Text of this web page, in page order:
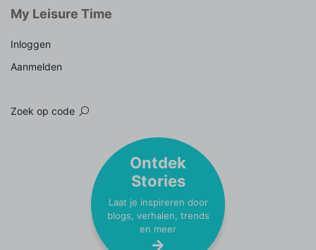
My Leisure Time
Inloggen
Aanmelden
Zoek op code
Ontdek
Stories
Laat je inspireren door
blogs, verhalen, trends
en meer